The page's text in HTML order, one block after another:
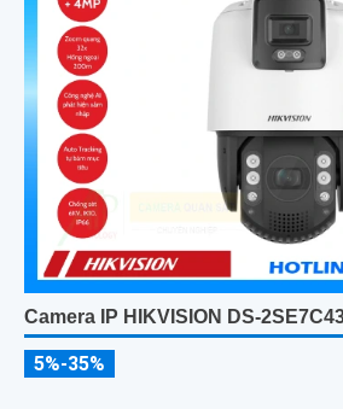
Camera IP HIKVISION DS-
5%-35%